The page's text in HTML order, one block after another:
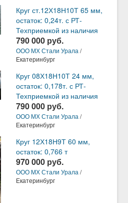
Круг ст.12Х18Н10Т 65 мм,
остаток: 0,24т. с РТ-
Техприемкой из наличия
790 000 руб.
ООО МХ Стали Урала /
Екатеринбург
Круг 08Х18Н10Т 24 мм,
остаток: 0,178т. с РТ-
Техприемкой из наличия
790 000 руб.
ООО МХ Стали Урала /
Екатеринбург
Круг 12Х18Н9Т 60 мм,
остаток: 0,766 т
970 000 руб.
ООО МХ Стали Урала /
Екатеринбург